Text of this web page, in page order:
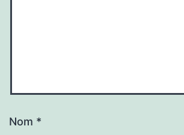
Nom *